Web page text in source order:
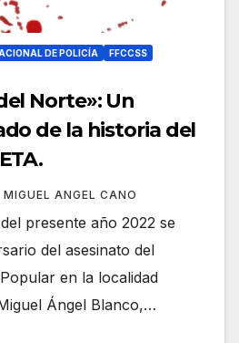
DE POLICÍA
FFCCSS
Norte»: Un
de la historia del
MIGUEL ANGEL CANO
presente año 2022 se
del asesinato del
en la localidad
Ángel Blanco,…